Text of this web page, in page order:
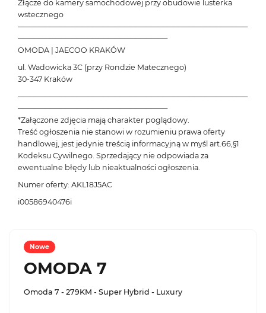
Złącze do kamery samochodowej przy obudowie lusterka
wstecznego
───────────────────────────────────────────
────────────────────────────
OMODA | JAECOO KRAKÓW
ul. Wadowicka 3C (przy Rondzie Matecznego)
30-347 Kraków
───────────────────────────────────────────
────────────────────────────
*Załączone zdjęcia mają charakter poglądowy.
Treść ogłoszenia nie stanowi w rozumieniu prawa oferty
handlowej, jest jedynie treścią informacyjną w myśl art.66,§1
Kodeksu Cywilnego. Sprzedający nie odpowiada za
ewentualne błędy lub nieaktualności ogłoszenia.
Numer oferty: AKL18J5AC
i00586940476i
Nowe
OMODA 7
Omoda 7 - 279KM - Super Hybrid - Luxury